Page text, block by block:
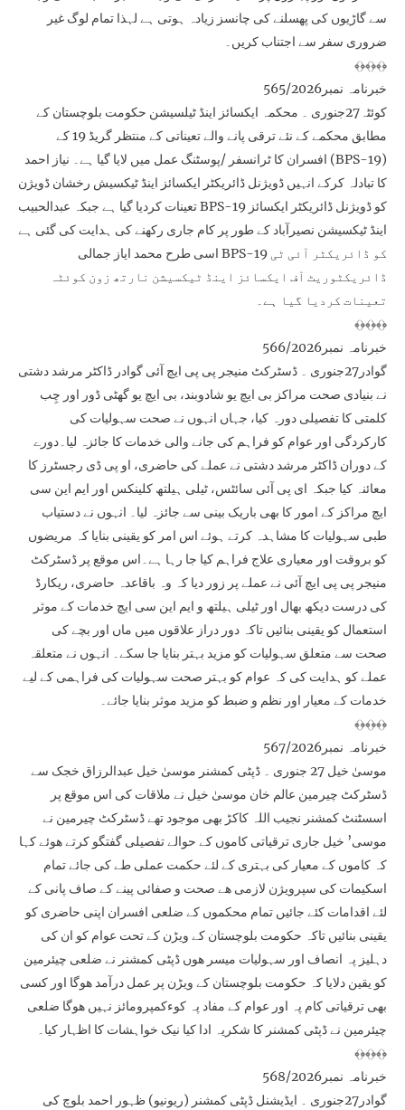
سے گاڑیوں کی پھسلنے کی چانسز زیادہ ہوتی ہے لہذا تمام لوگ غیر
ضروری سفر سے اجتناب کریں۔
﴾﴿﴾﴿﴾﴿
خبرنامہ نمبر565/2026
کوئٹہ27جنوری ۔ محکمہ ایکسائز اینڈ ٹیلسیشن حکومت بلوچستان کے
مطابق محکمے کے نئے ترقی پانے والے تعیناتی کے منتظر گریڈ 19 کے
افسران کا ٹرانسفر /پوسٹنگ عمل میں لایا گیا ہے۔ نیاز احمد (BPS-19)
کا تبادلہ کرکے انہیں ڈویژنل ڈائریکٹر ایکسائز اینڈ ٹیکسیش رخشان ڈویژن
تعینات کردیا گیا ہے جبکہ عبدالحبیب BPS-19 کو ڈویژنل ڈائریکٹر ایکسائز
اینڈ ٹیکسیشن نصیرآباد کے طور پر کام جاری رکھنے کی ہدایت کی گئی ہے
اسی طرح محمد ایاز جمالی BPS-19 کو ڈائریکٹر آئی ٹی
ڈائریکٹوریٹ آف ایکسائز اینڈ ٹیکسیشن نارتھ زون کوئٹہ
تعینات کردیا گیا ہے۔
﴾﴿﴾﴿﴾﴿
خبرنامہ نمبر566/2026
گوادر27جنوری ۔ ڈسٹرکٹ منیجر پی پی ایچ آئی گوادر ڈاکٹر مرشد دشتی
نے بنیادی صحت مراکز بی ایچ یو شادوبند، بی ایچ یو گھٹی ڈور اور چِب
کلمتی کا تفصیلی دورہ کیا، جہاں انہوں نے صحت سہولیات کی
کارکردگی اور عوام کو فراہم کی جانے والی خدمات کا جائزہ لیا۔دورے
کے دوران ڈاکٹر مرشد دشتی نے عملے کی حاضری، او پی ڈی رجسٹرز کا
معائنہ کیا جبکہ ای پی آئی سائٹس، ٹیلی ہیلتھ کلینکس اور ایم این سی
ایچ مراکز کے امور کا بھی باریک بینی سے جائزہ لیا۔ انہوں نے دستیاب
طبی سہولیات کا مشاہدہ کرتے ہوئے اس امر کو یقینی بنایا کہ مریضوں
کو بروقت اور معیاری علاج فراہم کیا جا رہا ہے۔اس موقع پر ڈسٹرکٹ
منیجر پی پی ایچ آئی نے عملے پر زور دیا کہ وہ باقاعدہ حاضری، ریکارڈ
کی درست دیکھ بھال اور ٹیلی ہیلتھ و ایم این سی ایچ خدمات کے موثر
استعمال کو یقینی بنائیں تاکہ دور دراز علاقوں میں ماں اور بچے کی
صحت سے متعلق سہولیات کو مزید بہتر بنایا جا سکے۔ انہوں نے متعلقہ
عملے کو ہدایت کی کہ عوام کو بہتر صحت سہولیات کی فراہمی کے لیے
خدمات کے معیار اور نظم و ضبط کو مزید موثر بنایا جائے۔
﴾﴿﴾﴿﴾﴿
خبرنامہ نمبر567/2026
موسیٰ خیل 27 جنوری ۔ ڈپٹی کمشنر موسیٰ خیل عبدالرزاق خجک سے
ڈسٹرکٹ چیرمین عالم خان موسیٰ خیل نے ملاقات کی اس موقع پر
اسسٹنٹ کمشنر نجیب اللہ کاکڑ بھی موجود تھے ڈسٹرکٹ چیرمین نے
موسی’ خیل جاری ترقیاتی کاموں کے حوالے تفصیلی گفتگو کرتے ھوئے کہا
کہ کاموں کے معیار کی بہتری کے لئے حکمت عملی طے کی جائے تمام
اسکیمات کی سپرویژن لازمی ھے صحت و صفائی پینے کے صاف پانی کے
لئے اقدامات کئے جائیں تمام محکموں کے ضلعی افسران اپنی حاضری کو
یقینی بنائیں تاکہ حکومت بلوچستان کے ویڑن کے تحت عوام کو ان کی
دہلیز پہ انصاف اور سہولیات میسر ھوں ڈپٹی کمشنر نے ضلعی چیئرمین
کو یقین دلایا کہ حکومت بلوچستان کے ویڑن پر عمل درآمد ھوگا اور کسی
بھی ترقیاتی کام پہ اور عوام کے مفاد پہ کوءکمپرومائز نہیں ھوگا ضلعی
چیئرمین نے ڈپٹی کمشنر کا شکریہ ادا کیا نیک خواہشات کا اظہار کیا۔
﴾﴿﴾﴿﴾﴿
خبرنامہ نمبر568/2026
گوادر27جنوری ۔ ایڈیشنل ڈپٹی کمشنر (ریونیو) ظہور احمد بلوچ کی